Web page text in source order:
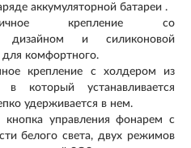
аккумуляторной батареи .
крепление со
дизайном и силиконовой
для комфортного.
крепление с холдером из
который устанавливается
удерживается в нем.
кнопка управления фонарем с
белого света, двух режимов